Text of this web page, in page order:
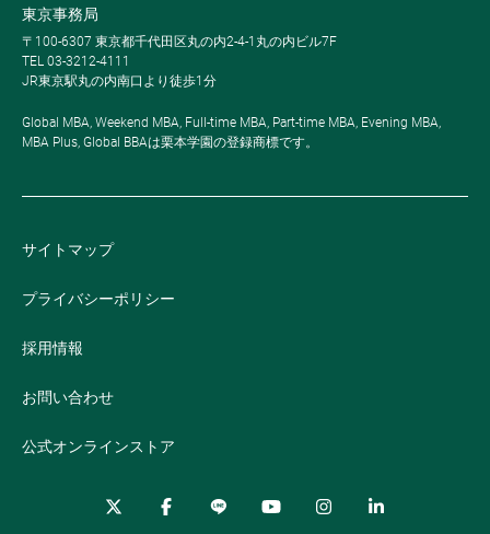
東京事務局
〒100-6307 東京都千代田区丸の内2-4-1丸の内ビル7F
TEL 03-3212-4111
JR東京駅丸の内南口より徒歩1分
Global MBA, Weekend MBA, Full-time MBA, Part-time MBA, Evening MBA,
MBA Plus, Global BBAは栗本学園の登録商標です。
サイトマップ
プライバシーポリシー
採用情報
お問い合わせ
公式オンラインストア